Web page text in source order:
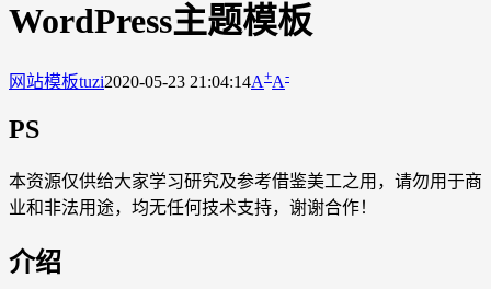
WordPress主题模板
网站模板tuzi2020-05-23 21:04:14A+A-
PS
本资源仅供给大家学习研究及参考借鉴美工之用，请勿用于商
业和非法用途，均无任何技术支持，谢谢合作！
介绍